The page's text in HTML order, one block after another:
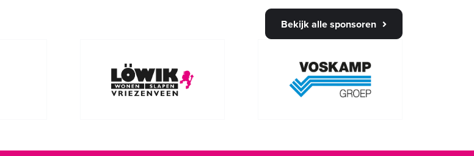
Bekijk alle sponsoren